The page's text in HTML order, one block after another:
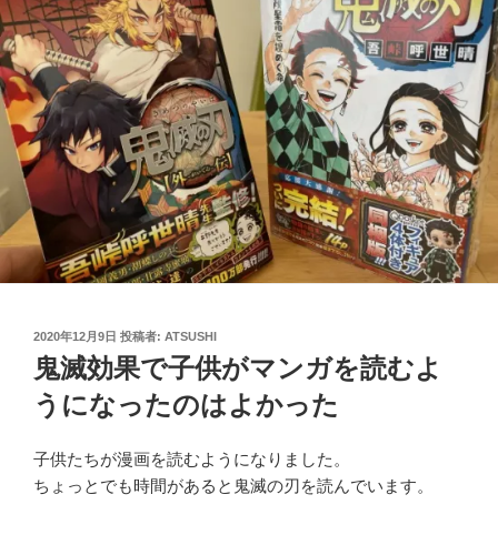
プ
投
稿
日:
2020年12月9日 投稿者: ATSUSHI
鬼滅効果で子供がマンガを読むよ
うになったのはよかった
子供たちが漫画を読むようになりました。
ちょっとでも時間があると鬼滅の刃を読んでいます。